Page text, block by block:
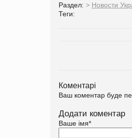
Раздел: > Новости
Теги:
Коментарі
Ваш коментар буде
Додати коментар
Ваше імя*